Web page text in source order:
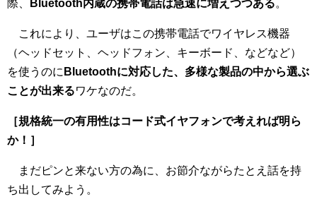
際、
Bluetooth内蔵の携帯電話は急速に増えつつある。
これにより、ユーザはこの携帯電話でワイヤレス機器
（ヘッドセット、ヘッドフォン、キーボード、などなど）
を使うのに Bluetoothに対応した、多様な製品の中から選ぶ
ことが出来るワケなのだ。
［規格統一の有用性はコード式イヤフォンで考えれば明ら
か！］
まだピンと来ない方の為に、お節介ながらたとえ話を持
ち出してみよう。